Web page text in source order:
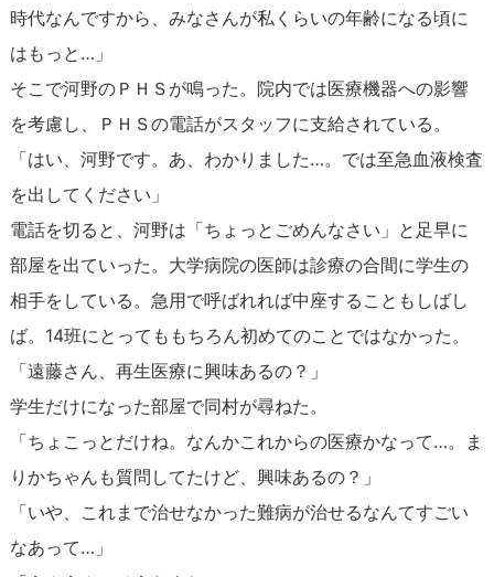
時代なんですから、みなさんが私くらいの年齢になる頃に
はもっと…」
そこで河野のＰＨＳが鳴った。院内では医療機器への影響
を考慮し、ＰＨＳの電話がスタッフに支給されている。
「はい、河野です。あ、わかりました…。では至急血液検査
を出してください」
電話を切ると、河野は「ちょっとごめんなさい」と足早に
部屋を出ていった。大学病院の医師は診療の合間に学生の
相手をしている。急用で呼ばれれば中座することもしばし
ば。14班にとってももちろん初めてのことではなかった。
「遠藤さん、再生医療に興味あるの？」
学生だけになった部屋で同村が尋ねた。
「ちょこっとだけね。なんかこれからの医療かなって…。ま
りかちゃんも質問してたけど、興味あるの？」
「いや、これまで治せなかった難病が治せるなんてすごい
なあって…」